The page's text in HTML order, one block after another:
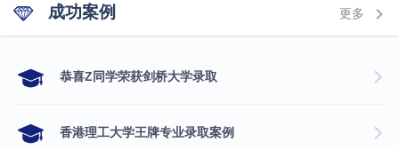
成功案例 更多
​恭喜Z同学荣获剑桥大学录取
香港理工大学王牌专业录取案例